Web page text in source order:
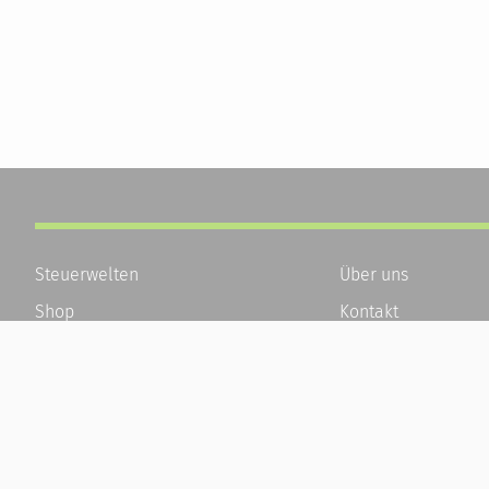
Steuerwelten
Shop
Über uns
Kontakt